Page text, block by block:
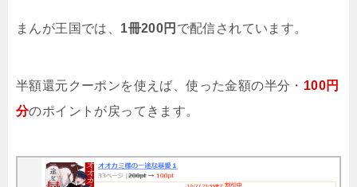
まんが王国では、 1冊200円 で配信されています。
半額還元クーポンを使えば、使った金額の半分・ 100円
分のポイントが戻ってきます。